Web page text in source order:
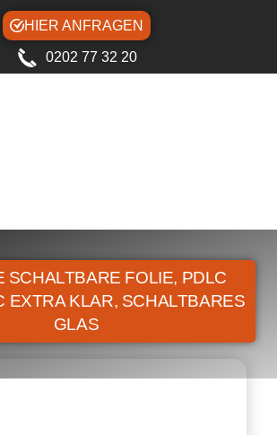
HIER ANFRAGEN
0202 77 32 20
SCHALTBARE FOLIE, PDLC
EXTRA KLAR, SCHALTBARES
GLAS